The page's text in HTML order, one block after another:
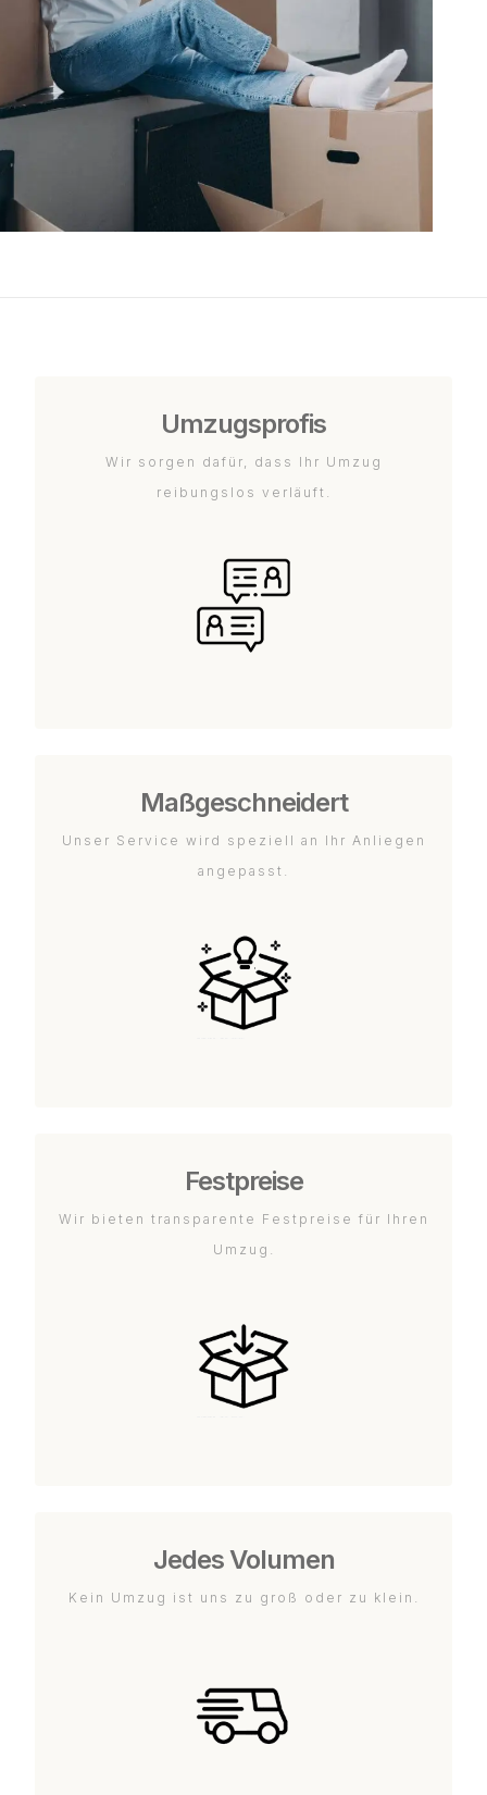
Umzugsprofis
Wir sorgen dafür, dass Ihr Umzug
reibungslos verläuft.
Maßgeschneidert
Unser Service wird speziell an Ihr Anliegen
angepasst.
Festpreise
Wir bieten transparente Festpreise für Ihren
Umzug.
Jedes Volumen
Kein Umzug ist uns zu groß oder zu klein.